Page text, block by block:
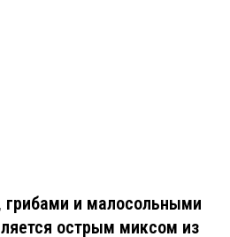
грибами и малосольными
острым миксом из